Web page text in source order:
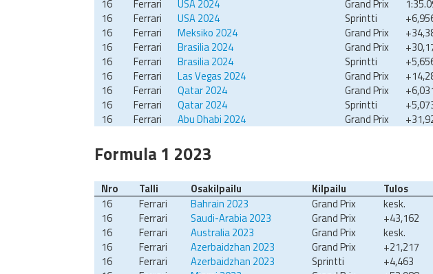
16
Ferrari USA 2024 Grand Prix
16
Ferrari USA 2024 Sprintti
16
Ferrari Meksiko 2024 Grand Prix
16
Ferrari Brasilia 2024 Grand Prix
16
Ferrari Brasilia 2024 Sprintti
16
Ferrari Las Vegas 2024 Grand Prix
16
Ferrari Qatar 2024 Grand Prix
16
Ferrari Qatar 2024 Sprintti
16
Ferrari Abu Dhabi 2024 Grand Prix
Formula 1 2023
Nro Talli Osakilpailu Kilpailu Tulos
16
Ferrari Bahrain 2023 Grand Prix kesk.
16
Ferrari Saudi-Arabia 2023 Grand Prix +43,162
16
Ferrari Australia 2023 Grand Prix kesk.
16
Ferrari Azerbaidzhan 2023 Grand Prix +21,217
16
Ferrari Azerbaidzhan 2023 Sprintti +4,463